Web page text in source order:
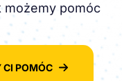
możemy pomóc
POMÓC